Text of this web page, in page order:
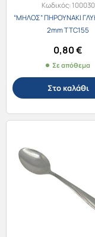
Κωδικός:100030
“ΜΗΛΟΣ” ΠΗΡΟΥΝΑΚΙ
2mm TTC155
0,80€
Σε απόθεμα
Στο καλάθι